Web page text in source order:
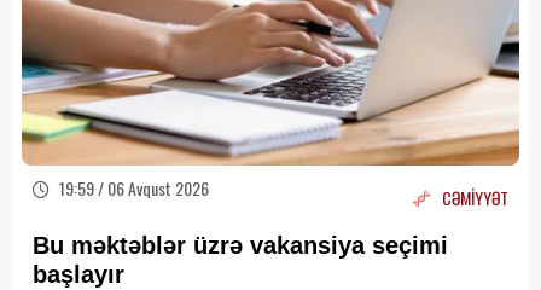
19:59 / 06 Avqust 2026 CƏMİYYƏT
Bu məktəblər üzrə vakansiya seçimi
başlayır